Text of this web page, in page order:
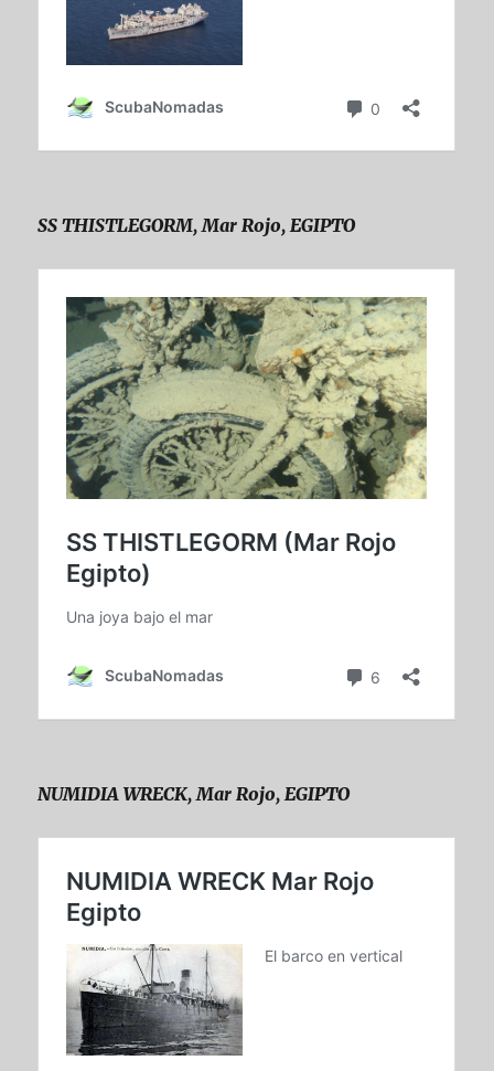
SS THISTLEGORM, Mar Rojo, EGIPTO
NUMIDIA WRECK, Mar Rojo, EGIPTO